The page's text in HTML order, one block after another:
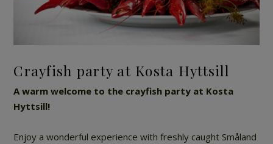
Crayfish party at Kosta Hyttsill
A warm welcome to the crayfish party at Kosta
Hyttsill!
Enjoy a wonderful experience with freshly caught Småland